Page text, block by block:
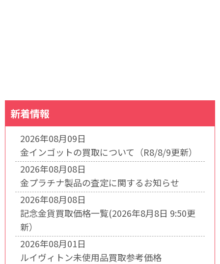
新着情報
2026年08月09日
金インゴットの買取について（R8/8/9更新）
2026年08月08日
金プラチナ製品の査定に関するお知らせ
2026年08月08日
記念金貨買取価格一覧(2026年8月8日 9:50更
新）
2026年08月01日
ルイヴィトン未使用品買取参考価格